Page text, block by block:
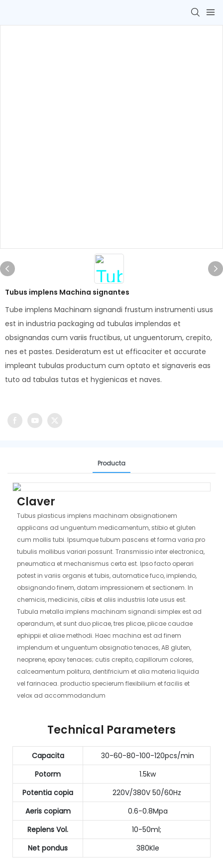
Tubus implens Machina signantes
Tube implens Machinam signandi frustum instrumenti usus
est in industria packaging ad tubulas implendas et
obsignandas cum variis fructibus, ut unguentorum, crepito,
nes et pastes. Desideratum est ut efficaciter et accurate
impleant tubulas productum cum optato et signaveris eas
tuto ad tabulas tutas et hygienicas et naves.
Producta
Claver
Tubus plasticus implens machinam obsignationem
applicans ad unguentum medicamentum, stibio et gluten
cum mollis tubi. Ipsumque tubum pascens et forma varia pro
tubulis mollibus variari possunt. Transmissio inter electronica,
pneumatica et mechanismus certa est. Ipso facto operari
potest in variis organis et tubis, automatice fuco, implendo,
obsignando finem, datam impressionem et sectionem. In
chemicis, medicinis, cibis et aliis industriis late usus est.
Tubula metalla implens machinam signandi simplex est ad
operandum, et sunt duo plicae, tres plicae, plicae caudae
ephippii et aliae methodi. Haec machina est ad finem
implendum et unguentum obsignatio tenaces, AB gluten,
neoprene, epoxy tenaces; cutis crepito, capillorum colores,
calceamentum politura, dentifricium et alia materia liquida
vel farinacea. productio specierum flexibilium et facilis et
velox ad accommodandum
Technical Parameters
Capacita
30-60-80-100-120pcs/min
Potorm
1.5kw
Potentia copia
220V/380V 50/60Hz
Aeris copiam
0.6-0.8Mpa
Replens Vol.
10-50ml;
Net pondus
380Kle